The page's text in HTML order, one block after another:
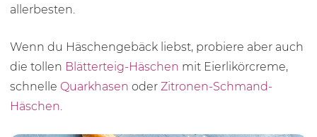
allerbesten.
Wenn du Häschengebäck liebst, probiere aber auch
die tollen Blätterteig-Häschen mit Eierlikörcreme,
schnelle Quarkhasen oder Zitronen-Schmand-
Häschen.